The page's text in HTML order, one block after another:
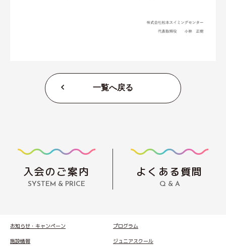
一覧へ戻る
入会のご案内
SYSTEM & PRICE
よくある質問
Q & A
お知らせ・キャンペーン プログラム
施設情報 ジュニアスクール